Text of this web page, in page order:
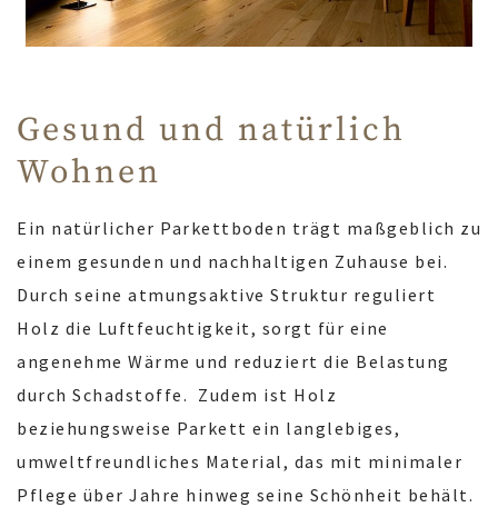
Gesund und natürlich
Wohnen
Ein natürlicher Parkettboden trägt maßgeblich zu
einem gesunden und nachhaltigen Zuhause bei.
Durch seine atmungsaktive Struktur reguliert
Holz die Luftfeuchtigkeit, sorgt für eine
angenehme Wärme und reduziert die Belastung
durch Schadstoffe. Zudem ist Holz
beziehungsweise Parkett ein langlebiges,
umweltfreundliches Material, das mit minimaler
Pflege über Jahre hinweg seine Schönheit behält.